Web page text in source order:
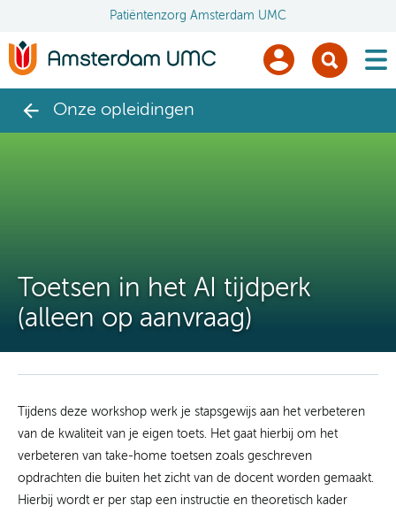
Patiëntenzorg Amsterdam UMC
Onze opleidingen
Toetsen in het AI tijdperk
(alleen op aanvraag)
Tijdens deze workshop werk je stapsgewijs aan het verbeteren
van de kwaliteit van je eigen toets. Het gaat hierbij om het
verbeteren van take-home toetsen zoals geschreven
opdrachten die buiten het zicht van de docent worden gemaakt.
Hierbij wordt er per stap een instructie en theoretisch kader